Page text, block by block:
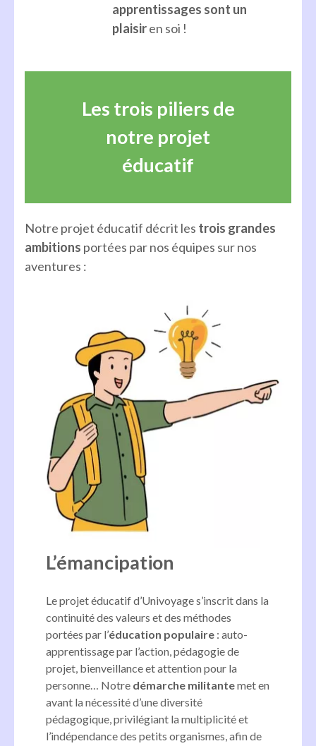
apprentissages sont un
plaisiren soi !
Les trois piliers de
notre projet
éducatif
Notre projet éducatif décrit les trois grandes
ambitions portées par nos équipes sur nos
aventures :
L’émancipation
Le projet éducatif d’Univoyage s’inscrit dans la
continuité des valeurs et des méthodes
portées par l’éducation populaire : auto-
apprentissage par l’action, pédagogie de
projet, bienveillance et attention pour la
personne… Notre démarche militantemet en
avant la nécessité d’une diversité
pédagogique, privilégiant la multiplicité et
l’indépendance des petits organismes, afin de